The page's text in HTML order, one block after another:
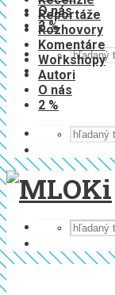
O nás
2 %
Reportáže
Rozhovory
Komentáre
Workshopy
Autori
O nás
2 %